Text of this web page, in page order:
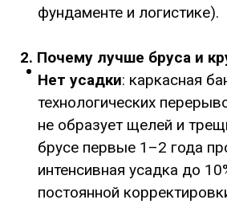
фундаменте и логистике).
2. Почему лучше бруса и
Нет усадки: каркасная
технологических
не образует щелей и
брусе первые 1–2 года
интенсивная усадка до
постоянной